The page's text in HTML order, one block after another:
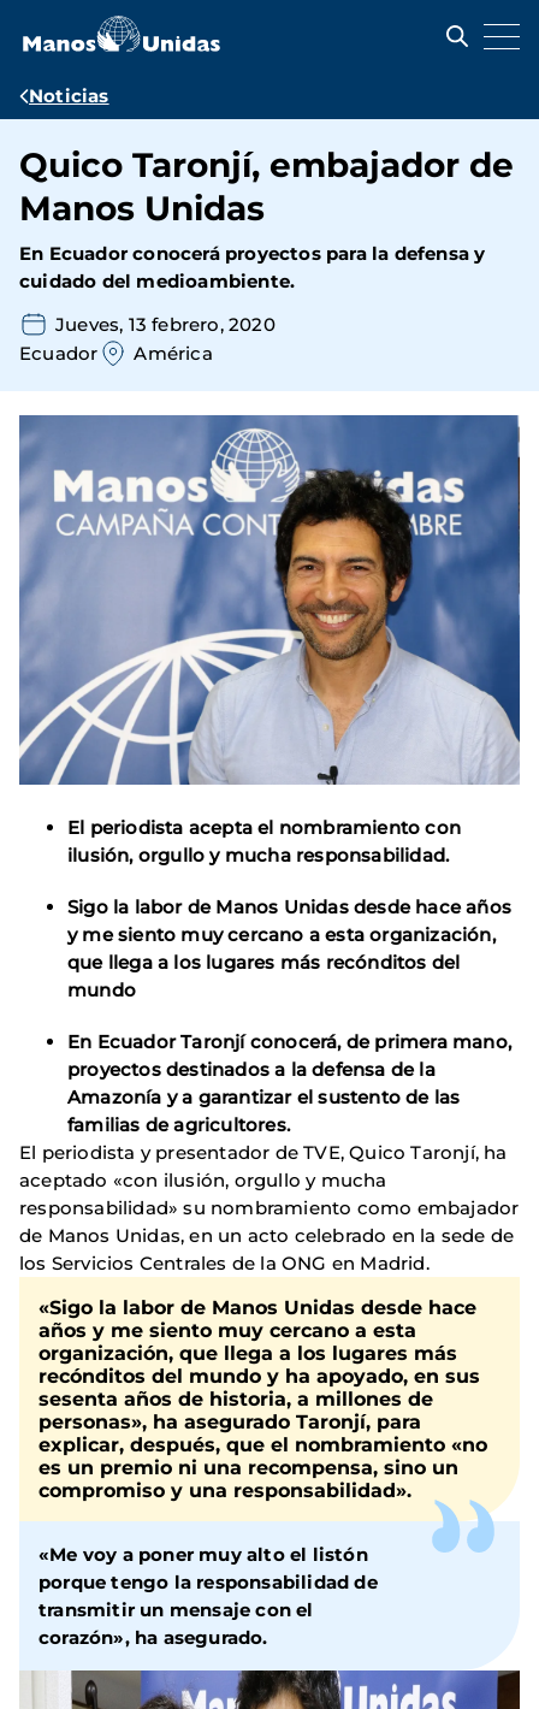
contenido
Ruta
navegación
Noticias
Quico Taronjí, embajador de
Manos Unidas
En Ecuador conocerá proyectos para la defensa y
cuidado del medioambiente.
Jueves, 13 febrero, 2020
Ecuador
América
El periodista acepta el nombramiento con
ilusión, orgullo y mucha responsabilidad.
Sigo la labor de Manos Unidas desde hace años
y me siento muy cercano a esta organización,
que llega a los lugares más recónditos del
mundo
En Ecuador Taronjí conocerá, de primera mano,
proyectos destinados a la defensa de la
Amazonía y a garantizar el sustento de las
familias de agricultores.
El periodista y presentador de TVE, Quico Taronjí, ha
aceptado «con ilusión, orgullo y mucha
responsabilidad» su nombramiento como embajador
de Manos Unidas, en un acto celebrado en la sede de
los Servicios Centrales de la ONG en Madrid.
«Sigo la labor de Manos Unidas desde hace
años y me siento muy cercano a esta
organización, que llega a los lugares más
recónditos del mundo y ha apoyado, en sus
sesenta años de historia, a millones de
personas», ha asegurado Taronjí, para
explicar, después, que el nombramiento «no
es un premio ni una recompensa, sino un
compromiso y una responsabilidad».
«Me voy a poner muy alto el listón
porque tengo la responsabilidad de
transmitir un mensaje con el
corazón», ha asegurado.